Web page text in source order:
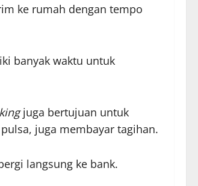
ke rumah dengan tempo
banyak waktu untuk
juga bertujuan untuk
juga membayar tagihan.
langsung ke bank.